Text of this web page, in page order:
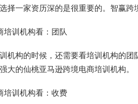
择一家资历深的是很重要的。智赢
培训机构看：团队
机构的时候，还需要看培训机构的
大的仙桃亚马逊跨境电商培训机构。
培训机构看：收费